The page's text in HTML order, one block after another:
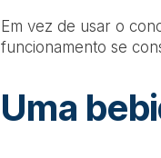
Em vez de usar o
funcionamento se
Uma